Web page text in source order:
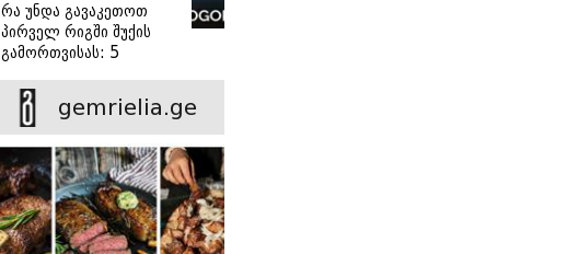
რა უნდა გავაკეთოთ
პირველ რიგში შუქის
გამორთვისას: 5
gemrielia.ge